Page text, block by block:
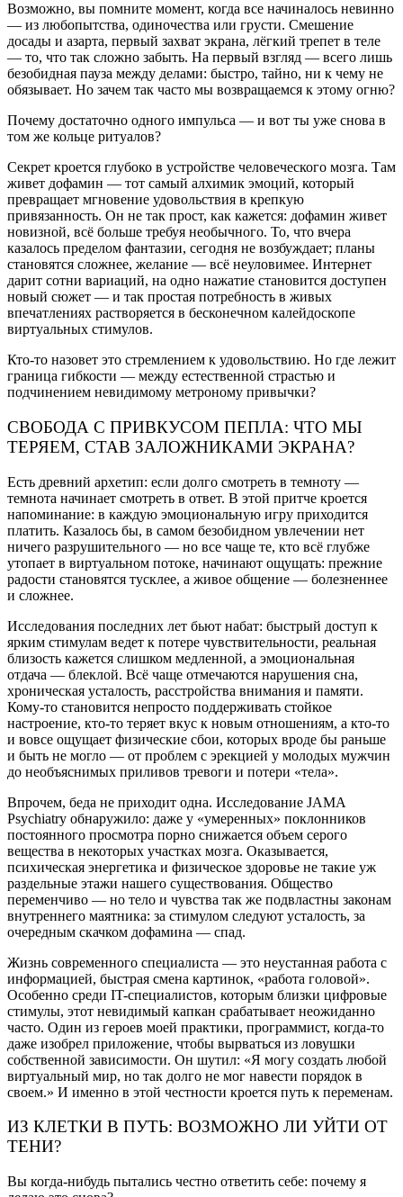
Возможно, вы помните момент, когда все начиналось невинно
— из любопытства, одиночества или грусти. Смешение
досады и азарта, первый захват экрана, лёгкий трепет в теле
— то, что так сложно забыть. На первый взгляд — всего лишь
безобидная пауза между делами: быстро, тайно, ни к чему не
обязывает. Но зачем так часто мы возвращаемся к этому огню?
Почему достаточно одного импульса — и вот ты уже снова в
том же кольце ритуалов?
Секрет кроется глубоко в устройстве человеческого мозга. Там
живет дофамин — тот самый алхимик эмоций, который
превращает мгновение удовольствия в крепкую
привязанность. Он не так прост, как кажется: дофамин живет
новизной, всё больше требуя необычного. То, что вчера
казалось пределом фантазии, сегодня не возбуждает; планы
становятся сложнее, желание — всё неуловимее. Интернет
дарит сотни вариаций, на одно нажатие становится доступен
новый сюжет — и так простая потребность в живых
впечатлениях растворяется в бесконечном калейдоскопе
виртуальных стимулов.
Кто-то назовет это стремлением к удовольствию. Но где лежит
граница гибкости — между естественной страстью и
подчинением невидимому метроному привычки?
СВОБОДА С ПРИВКУСОМ ПЕПЛА: ЧТО МЫ
ТЕРЯЕМ, СТАВ ЗАЛОЖНИКАМИ ЭКРАНА?
Есть древний архетип: если долго смотреть в темноту —
темнота начинает смотреть в ответ. В этой притче кроется
напоминание: в каждую эмоциональную игру приходится
платить. Казалось бы, в самом безобидном увлечении нет
ничего разрушительного — но все чаще те, кто всё глубже
утопает в виртуальном потоке, начинают ощущать: прежние
радости становятся тусклее, а живое общение — болезненнее
и сложнее.
Исследования последних лет бьют набат: быстрый доступ к
ярким стимулам ведет к потере чувствительности, реальная
близость кажется слишком медленной, а эмоциональная
отдача — блеклой. Всё чаще отмечаются нарушения сна,
хроническая усталость, расстройства внимания и памяти.
Кому-то становится непросто поддерживать стойкое
настроение, кто-то теряет вкус к новым отношениям, а кто-то
и вовсе ощущает физические сбои, которых вроде бы раньше
и быть не могло — от проблем с эрекцией у молодых мужчин
до необъяснимых приливов тревоги и потери «тела».
Впрочем, беда не приходит одна. Исследование JAMA
Psychiatry обнаружило: даже у «умеренных» поклонников
постоянного просмотра порно снижается объем серого
вещества в некоторых участках мозга. Оказывается,
психическая энергетика и физическое здоровье не такие уж
раздельные этажи нашего существования. Общество
переменчиво — но тело и чувства так же подвластны законам
внутреннего маятника: за стимулом следуют усталость, за
очередным скачком дофамина — спад.
Жизнь современного специалиста — это неустанная работа с
информацией, быстрая смена картинок, «работа головой».
Особенно среди IT-специалистов, которым близки цифровые
стимулы, этот невидимый капкан срабатывает неожиданно
часто. Один из героев моей практики, программист, когда-то
даже изобрел приложение, чтобы вырваться из ловушки
собственной зависимости. Он шутил: «Я могу создать любой
виртуальный мир, но так долго не мог навести порядок в
своем.» И именно в этой честности кроется путь к переменам.
ИЗ КЛЕТКИ В ПУТЬ: ВОЗМОЖНО ЛИ УЙТИ ОТ
ТЕНИ?
Вы когда-нибудь пытались честно ответить себе: почему я